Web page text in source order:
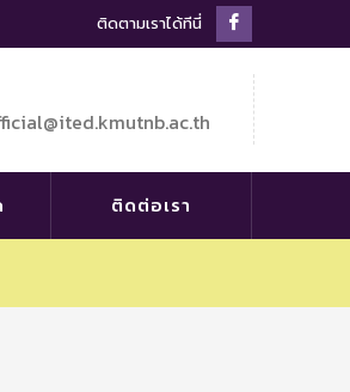
ติดตามเราได้ทีนี่
ติดต่อเรา